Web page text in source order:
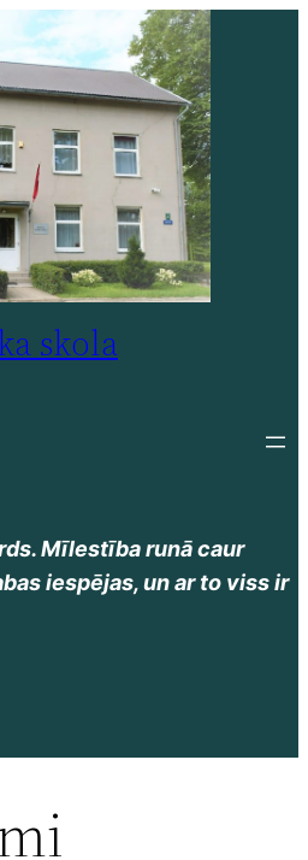
skola
Mīlestība runā caur
iespējas, un ar to viss ir